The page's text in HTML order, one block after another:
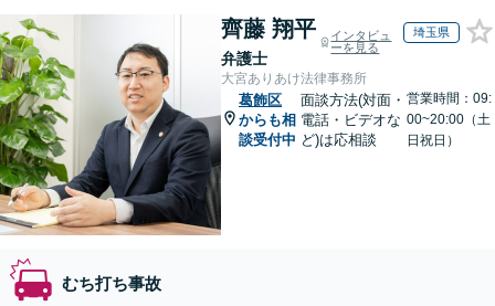
齊藤 翔平
弁護士
インタビュ
ーを見る
埼玉県
大宮ありあけ法律事務所
葛飾区
からも相
談受付中
面談方法(対面・
電話・ビデオな
ど)は応相談
営業時間：09:
00~20:00（土
日祝日）
むち打ち事故